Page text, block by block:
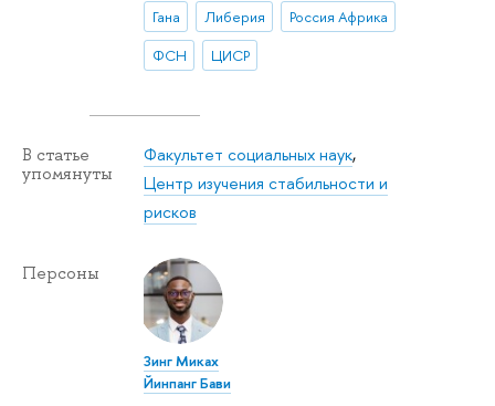
Гана
Либерия
Россия Африка
ФСН
ЦИСР
В статье
упомянуты
Факультет социальных наук,
Центр изучения стабильности и
рисков
Персоны
Зинг Миках
Йинпанг Бави